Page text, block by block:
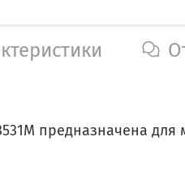
предназначена